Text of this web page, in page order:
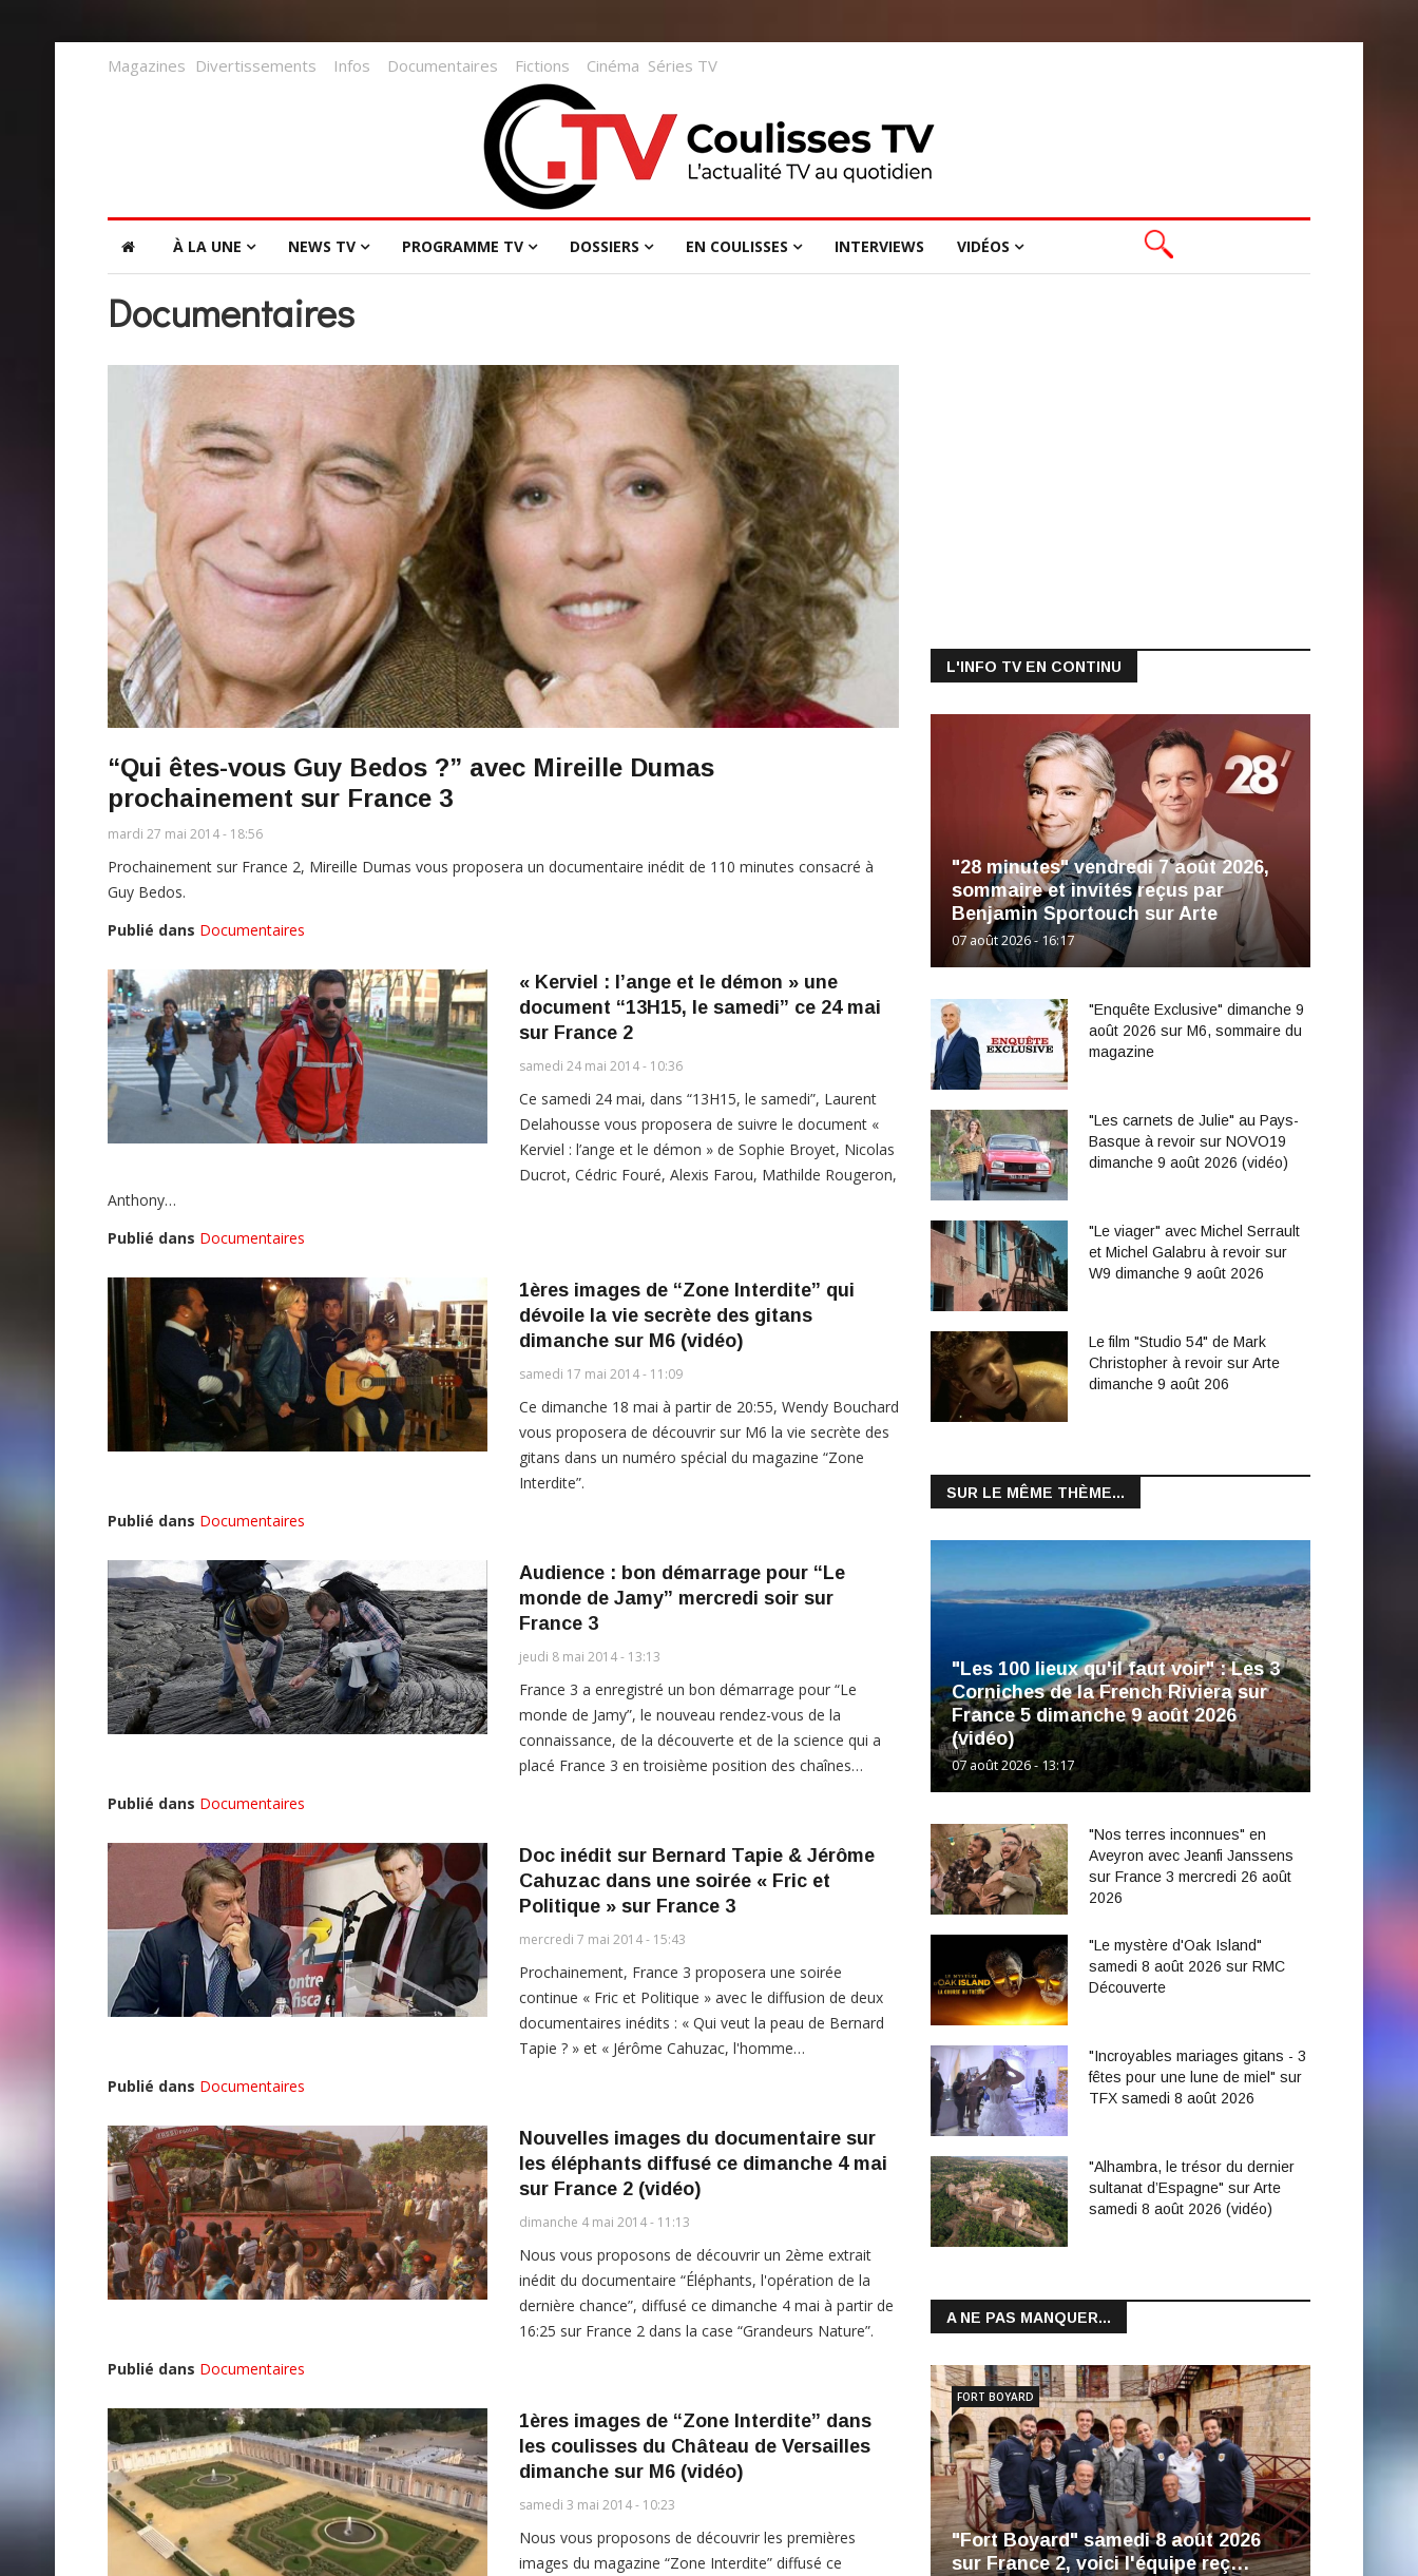
Magazines Divertissements Infos Documentaires Fictions Cinéma Séries TV
À LA UNE NEWS TV PROGRAMME TV DOSSIERS EN COULISSES INTERVIEWS VIDÉOS
Documentaires
“Qui êtes-vous Guy Bedos ?” avec Mireille Dumas
prochainement sur France 3
mardi 27 mai 2014 - 18:56
Prochainement sur France 2, Mireille Dumas vous proposera un documentaire inédit de 110 minutes consacré à
Guy Bedos.
Publié dans Documentaires
« Kerviel : l’ange et le démon » une
document “13H15, le samedi” ce 24 mai
sur France 2
samedi 24 mai 2014 - 10:36
Ce samedi 24 mai, dans “13H15, le samedi”, Laurent
Delahousse vous proposera de suivre le document «
Kerviel : l’ange et le démon » de Sophie Broyet, Nicolas
Ducrot, Cédric Fouré, Alexis Farou, Mathilde Rougeron,
Anthony…
Publié dans Documentaires
1ères images de “Zone Interdite” qui
dévoile la vie secrète des gitans
dimanche sur M6 (vidéo)
samedi 17 mai 2014 - 11:09
Ce dimanche 18 mai à partir de 20:55, Wendy Bouchard
vous proposera de découvrir sur M6 la vie secrète des
gitans dans un numéro spécial du magazine “Zone
Interdite”.
Publié dans Documentaires
Audience : bon démarrage pour “Le
monde de Jamy” mercredi soir sur
France 3
jeudi 8 mai 2014 - 13:13
France 3 a enregistré un bon démarrage pour “Le
monde de Jamy”, le nouveau rendez-vous de la
connaissance, de la découverte et de la science qui a
placé France 3 en troisième position des chaînes…
Publié dans Documentaires
Doc inédit sur Bernard Tapie & Jérôme
Cahuzac dans une soirée « Fric et
Politique » sur France 3
mercredi 7 mai 2014 - 15:43
Prochainement, France 3 proposera une soirée
continue « Fric et Politique » avec le diffusion de deux
documentaires inédits : « Qui veut la peau de Bernard
Tapie ? » et « Jérôme Cahuzac, l'homme…
Publié dans Documentaires
Nouvelles images du documentaire sur
les éléphants diffusé ce dimanche 4 mai
sur France 2 (vidéo)
dimanche 4 mai 2014 - 11:13
Nous vous proposons de découvrir un 2ème extrait
inédit du documentaire “Éléphants, l'opération de la
dernière chance”, diffusé ce dimanche 4 mai à partir de
16:25 sur France 2 dans la case “Grandeurs Nature”.
Publié dans Documentaires
1ères images de “Zone Interdite” dans
les coulisses du Château de Versailles
dimanche sur M6 (vidéo)
samedi 3 mai 2014 - 10:23
Nous vous proposons de découvrir les premières
images du magazine “Zone Interdite” diffusé ce
L'INFO TV EN CONTINU
"28 minutes" vendredi 7 août 2026,
sommaire et invités reçus par
Benjamin Sportouch sur Arte
07 août 2026 - 16:17
"Enquête Exclusive" dimanche 9
août 2026 sur M6, sommaire du
magazine
"Les carnets de Julie" au Pays-
Basque à revoir sur NOVO19
dimanche 9 août 2026 (vidéo)
"Le viager" avec Michel Serrault
et Michel Galabru à revoir sur
W9 dimanche 9 août 2026
Le film "Studio 54" de Mark
Christopher à revoir sur Arte
dimanche 9 août 206
SUR LE MÊME THÈME...
"Les 100 lieux qu'il faut voir" : Les 3
Corniches de la French Riviera sur
France 5 dimanche 9 août 2026
(vidéo)
07 août 2026 - 13:17
"Nos terres inconnues" en
Aveyron avec Jeanfi Janssens
sur France 3 mercredi 26 août
2026
"Le mystère d'Oak Island"
samedi 8 août 2026 sur RMC
Découverte
"Incroyables mariages gitans - 3
fêtes pour une lune de miel" sur
TFX samedi 8 août 2026
"Alhambra, le trésor du dernier
sultanat d’Espagne" sur Arte
samedi 8 août 2026 (vidéo)
A NE PAS MANQUER...
"Fort Boyard" samedi 8 août 2026
sur France 2, voici l'équipe reç…
FORT BOYARD